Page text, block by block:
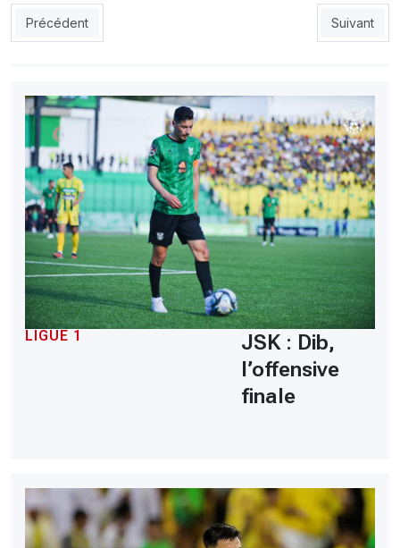
Article précédent : CRB : Allik rassure pour Amrani
Précédent Article
Suivant
LIGUE 1
JSK : Dib,
l’offensive
finale